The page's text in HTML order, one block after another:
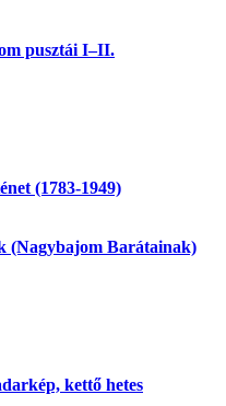
pusztái I–II.
(1783-1949)
(Nagybajom Barátainak)
kettő hetes